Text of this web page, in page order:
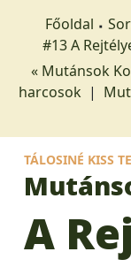
Főoldal
#13 A
« Mutánsok
harcosok |
TÁLOSINÉ KISS
A